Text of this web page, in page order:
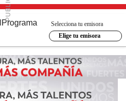
Programa
Selecciona tu emisora
Elige tu emisora